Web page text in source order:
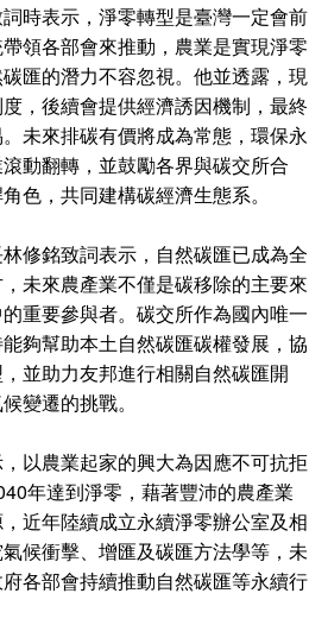
時表示，淨零轉型是臺灣一定會前
領各部會來推動，農業是實現淨零
匯的潛力不容忽視。他並透露，現
，後續會提供經濟誘因機制，最終
未來排碳有價將成為常態，環保永
動翻轉，並鼓勵各界與碳交所合
色，共同建構碳經濟生態系。
修銘致詞表示，自然碳匯已成為全
未來農產業不僅是碳移除的主要來
重要參與者。碳交所作為國內唯一
夠幫助本土自然碳匯碳權發展，協
並助力友邦進行相關自然碳匯開
變遷的挑戰。
以農業起家的興大為因應不可抗拒
年達到淨零，藉著豐沛的農產業
近年陸續成立永續淨零辦公室及相
候衝擊、增匯及碳匯方法學等，未
各部會持續推動自然碳匯等永續行